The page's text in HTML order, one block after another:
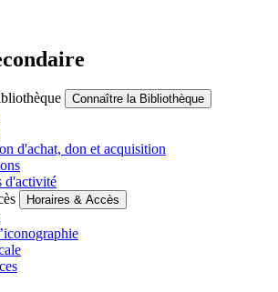
Connaître la Bibliothèque
d'achat, don et acquisition
d'activité
Horaires & Accès